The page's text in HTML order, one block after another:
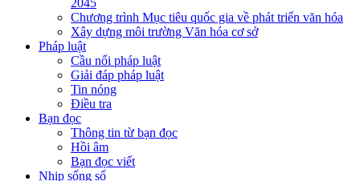
2045
Chương trình Mục tiêu quốc gia về phát triển văn hóa
Xây dựng môi trường Văn hóa cơ sở
Pháp luật
Cầu nối pháp luật
Giải đáp pháp luật
Tin nóng
Điều tra
Bạn đọc
Thông tin từ bạn đọc
Hồi âm
Bạn đọc viết
Nhịp sống số